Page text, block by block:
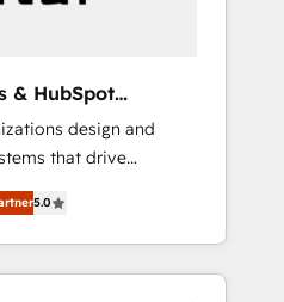
& HubSpot
design and
that drive
a triple-
Partner, we
RevOps planning
execution - building
5.0